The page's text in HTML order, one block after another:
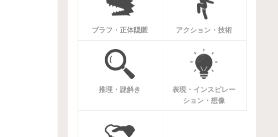
ブラフ・正体隠匿 アクション・技術
推理・謎解き
表現・インスピレー
ション・想像